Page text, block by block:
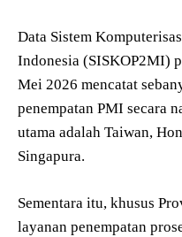
Data Sistem
Indonesia (SISKOP2MI)
Mei 2026 mencatat
penempatan PMI secara
utama adalah Taiwan,
Singapura.
Sementara itu, khusus
layanan penempatan